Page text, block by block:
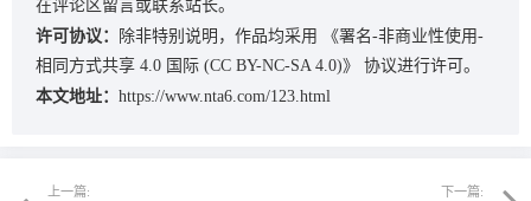
在评论区留言或联系站长。
许可协议：
除非特别说明，作品均采用
《署名-非商业性使用-
相同方式共享 4.0 国际 (CC BY-NC-SA 4.0)》
协议进行许可。
本文地址： https://www.nta6.com/123.html
上一篇: 下一篇: